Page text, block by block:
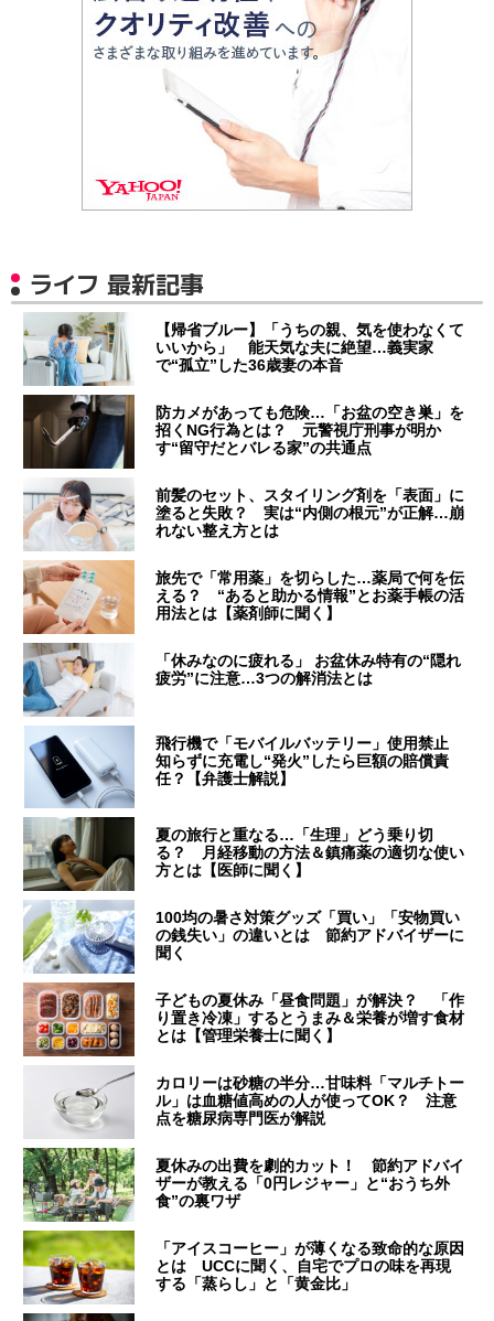
ライフ 最新記事
【帰省ブルー】「うちの親、気を使わなくて
いいから」 能天気な夫に絶望…義実家
で“孤立”した36歳妻の本音
防カメがあっても危険…「お盆の空き巣」を
招くNG行為とは？ 元警視庁刑事が明か
す“留守だとバレる家”の共通点
前髪のセット、スタイリング剤を「表面」に
塗ると失敗？ 実は“内側の根元”が正解…崩
れない整え方とは
旅先で「常用薬」を切らした…薬局で何を伝
える？ “あると助かる情報”とお薬手帳の活
用法とは【薬剤師に聞く】
「休みなのに疲れる」 お盆休み特有の“隠れ
疲労”に注意…3つの解消法とは
飛行機で「モバイルバッテリー」使用禁止
知らずに充電し“発火”したら巨額の賠償責
任？【弁護士解説】
夏の旅行と重なる…「生理」どう乗り切
る？ 月経移動の方法＆鎮痛薬の適切な使い
方とは【医師に聞く】
100均の暑さ対策グッズ「買い」「安物買い
の銭失い」の違いとは 節約アドバイザーに
聞く
子どもの夏休み「昼食問題」が解決？ 「作
り置き冷凍」するとうまみ＆栄養が増す食材
とは【管理栄養士に聞く】
カロリーは砂糖の半分…甘味料「マルチトー
ル」は血糖値高めの人が使ってOK？ 注意
点を糖尿病専門医が解説
夏休みの出費を劇的カット！ 節約アドバイ
ザーが教える「0円レジャー」と“おうち外
食”の裏ワザ
「アイスコーヒー」が薄くなる致命的な原因
とは UCCに聞く、自宅でプロの味を再現
する「蒸らし」と「黄金比」